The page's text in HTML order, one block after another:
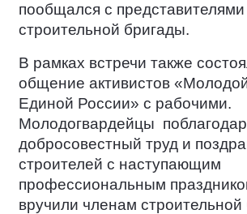
пообщался с представителями
строительной бригады.
В рамках встречи также
общение активистов
Единой России» с рабочими.
Молодогвардейцы
добросовестный труд и
строителей с наступающим
профессиональным
вручили членам строительной